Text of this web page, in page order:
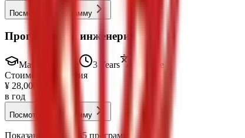
Посмотреть программу
Программная инженерия
Master's Degree 3 Years
Chinese
Стоимость обучения
¥ 28,000
в год
Посмотреть программу
Показаны 1-10 из 35 программ